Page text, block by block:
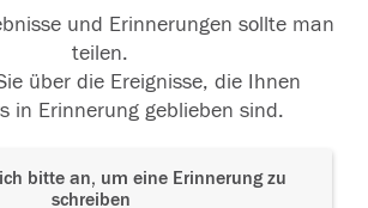
und Erinnerungen sollte man
teilen.
über die Ereignisse, die Ihnen
in Erinnerung geblieben sind.
bitte an, um eine Erinnerung zu
schreiben